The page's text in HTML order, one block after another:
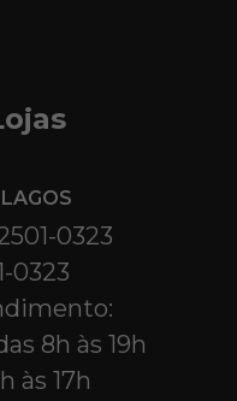
0323
0323
8h às 19h
às 17h